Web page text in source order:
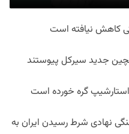
کاهش نیافته است
جدید سیرکل پیوستند
گره خورده است
نهادی شرط رسیدن ایران به